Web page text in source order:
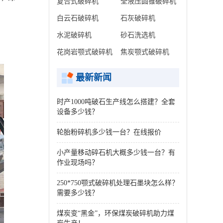
白云石破碎机 石灰破碎机
水泥破碎机 砂石洗选机
花岗岩颚式破碎机 焦炭颚式破碎机
最新新闻
时产1000吨破石生产线怎么搭建？全套
设备多少钱？
轮胎粉碎机多少钱一台？在线报价
小产量移动碎石机大概多少钱一台？有
作业现场吗？
250*750颚式破碎机处理石墨块怎么样？
需要多少钱？
煤炭变“黑金”，环保煤炭破碎机助力煤